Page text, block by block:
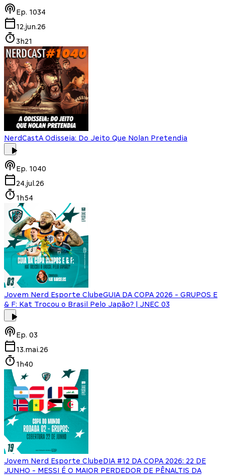
Ep. 1034
12.jun.26
3h21
NerdCastA Odisseia: Do Jeito Que Nolan Pretendia
Ep. 1040
24.jul.26
1h54
Jovem Nerd Esporte ClubeGUIA DA COPA 2026 - GRUPOS E
& F: Kat Trocou o Brasil Pelo Japão? | JNEC 03
Ep. 03
13.mai.26
1h40
Jovem Nerd Esporte ClubeDIA #12 DA COPA 2026: 22 DE
JUNHO - MESSI É O MAIOR PERDEDOR DE PÊNALTIS DA